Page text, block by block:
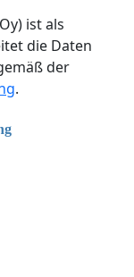
ist als
die Daten
der
.